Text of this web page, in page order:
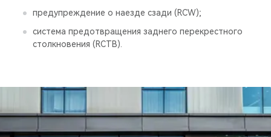
предупреждение о наезде сзади (RCW);
система предотвращения заднего перекрестного
столкновения (RCTB).